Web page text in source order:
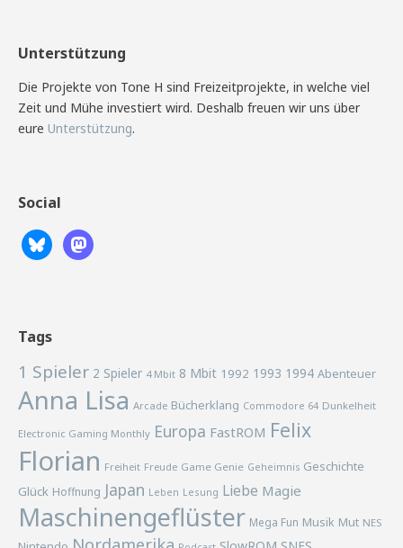
Unterstützung
Die Projekte von Tone H sind Freizeitprojekte, in welche viel
Zeit und Mühe investiert wird. Deshalb freuen wir uns über
eure Unterstützung.
Social
Tags
1 Spieler 2 Spieler 4 Mbit 8 Mbit 1992 1993 1994 Abenteuer
Anna Lisa Arcade Bücherklang Commodore 64 Dunkelheit
Electronic Gaming Monthly Europa FastROM Felix
Florian Freiheit Freude Game Genie Geheimnis Geschichte
Glück Hoffnung Japan Leben Lesung Liebe Magie
Maschinengeflüster Mega Fun Musik Mut NES